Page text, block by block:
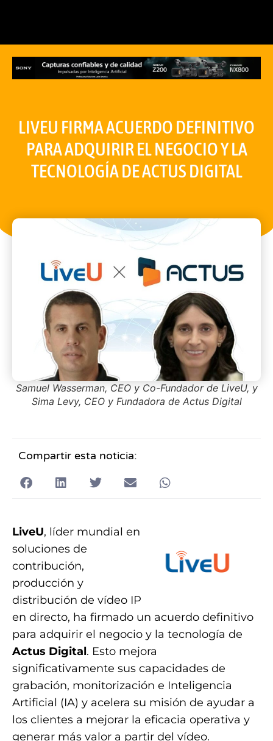
LIVEU FIRMA ACUERDO DEFINITIVO
PARA ADQUIRIR EL NEGOCIO Y LA
TECNOLOGÍA DE ACTUS DIGITAL
Samuel Wasserman, CEO y Co-Fundador de LiveU, y
Sima Levy, CEO y Fundadora de Actus Digital
Compartir esta noticia:
LiveU, líder mundial en
soluciones de
contribución,
producción y
distribución de vídeo IP
en directo, ha firmado un acuerdo definitivo
para adquirir el negocio y la tecnología de
Actus Digital. Esto mejora
significativamente sus capacidades de
grabación, monitorización e Inteligencia
Artificial (IA) y acelera su misión de ayudar a
los clientes a mejorar la eficacia operativa y
generar más valor a partir del vídeo.